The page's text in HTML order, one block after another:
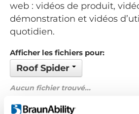
web : vidéos de produit,
démonstration et vidéos
quotidien.
Afficher les fichiers pour:
Roof Spider
Aucun fichier trouvé...